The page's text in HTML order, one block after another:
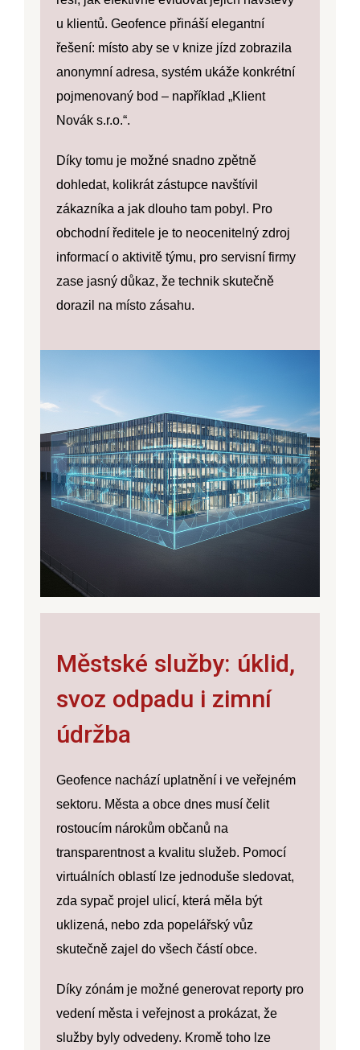
u klientů. Geofence přináší elegantní
řešení: místo aby se v knize jízd zobrazila
anonymní adresa, systém ukáže konkrétní
pojmenovaný bod – například „Klient
Novák s.r.o.“.
Díky tomu je možné snadno zpětně
dohledat, kolikrát zástupce navštívil
zákazníka a jak dlouho tam pobyl. Pro
obchodní ředitele je to neocenitelný zdroj
informací o aktivitě týmu, pro servisní firmy
zase jasný důkaz, že technik skutečně
dorazil na místo zásahu.
Městské služby: úklid,
svoz odpadu i zimní
údržba
Geofence nachází uplatnění i ve veřejném
sektoru. Města a obce dnes musí čelit
rostoucím nárokům občanů na
transparentnost a kvalitu služeb. Pomocí
virtuálních oblastí lze jednoduše sledovat,
zda sypač projel ulicí, která měla být
uklizená, nebo zda popelářský vůz
skutečně zajel do všech částí obce.
Díky zónám je možné generovat reporty pro
vedení města i veřejnost a prokázat, že
služby byly odvedeny. Kromě toho lze